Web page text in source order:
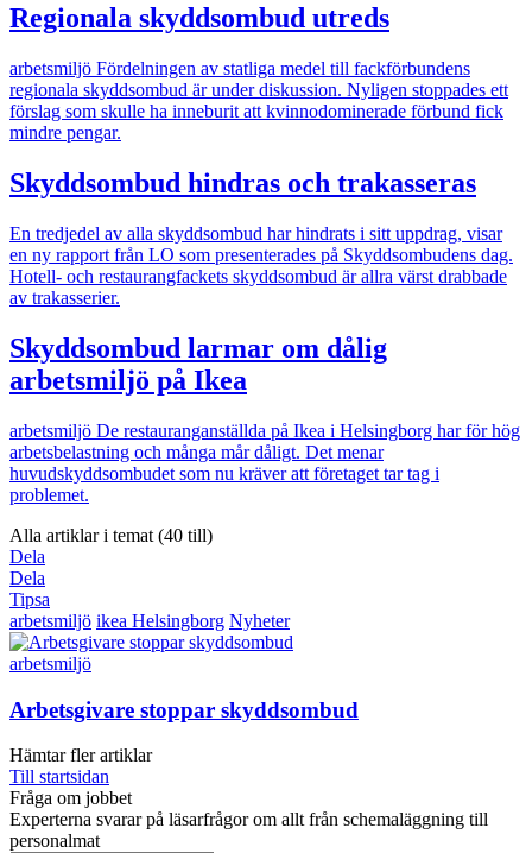
Regionala skyddsombud utreds
arbetsmiljö Fördelningen av statliga medel till fackförbundens
regionala skyddsombud är under diskussion. Nyligen stoppades ett
förslag som skulle ha inneburit att kvinnodominerade förbund fick
mindre pengar.
Skyddsombud hindras och trakasseras
En tredjedel av alla skyddsombud har hindrats i sitt uppdrag, visar
en ny rapport från LO som presenterades på Skyddsombudens dag.
Hotell- och restaurangfackets skyddsombud är allra värst drabbade
av trakasserier.
Skyddsombud larmar om dålig
arbetsmiljö på Ikea
arbetsmiljö De restauranganställda på Ikea i Helsingborg har för hög
arbetsbelastning och många mår dåligt. Det menar
huvudskyddsombudet som nu kräver att företaget tar tag i
problemet.
Alla artiklar i temat (40 till)
Dela
Dela
Tipsa
arbetsmiljö ikea Helsingborg Nyheter
arbetsmiljö
Arbetsgivare stoppar skyddsombud
Hämtar fler artiklar
Till startsidan
Fråga om jobbet
Experterna svarar på läsarfrågor om allt från schemaläggning till
personalmat